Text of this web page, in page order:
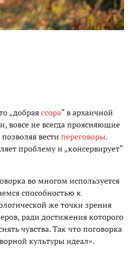
„добраяссора“ в архаичной
вовсе не всегда проясняющие
вести переговоры.
проблему и „консервирует“
во многом используется
способностью к
же точки зрения
ради достижения которого
чувства. Так что поговорка
культуры идеал».